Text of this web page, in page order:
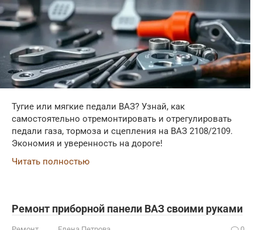
Тугие или мягкие педали ВАЗ? Узнай, как
самостоятельно отремонтировать и отрегулировать
педали газа, тормоза и сцепления на ВАЗ 2108/2109.
Экономия и уверенность на дороге!
Читать полностью
Ремонт приборной панели ВАЗ своими руками